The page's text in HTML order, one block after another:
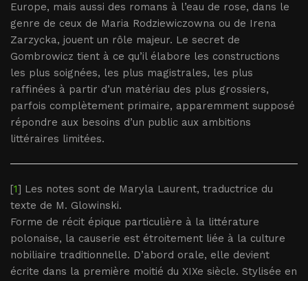
Europe, mais aussi des romans à l’eau de rose, dans le
genre de ceux de Maria Rodziewiczowna ou de Irena
Zarzycka, jouent un rôle majeur. Le secret de
Gombrowicz tient à ce qu’il élabore les constructions
les plus soignées, les plus magistrales, les plus
raffinées à partir d’un matériau des plus grossiers,
parfois complètement primaire, apparemment supposé
répondre aux besoins d’un public aux ambitions
littéraires limitées.
[1] Les notes sont de Maryla Laurent, traductrice du
texte de M. Glowinski.
Forme de récit épique particulière à la littérature
polonaise, la causerie est étroitement liée à la culture
nobiliaire traditionnelle. D’abord orale, elle devient
écrite dans la première moitié du XIXe siècle. Stylisée en